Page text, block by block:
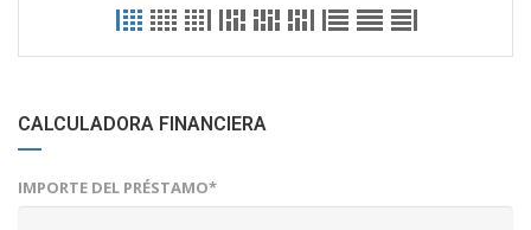
CALCULADORA FINANCIERA
IMPORTE DEL PRÉSTAMO*